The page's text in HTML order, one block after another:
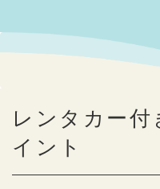
レンタカー
イント